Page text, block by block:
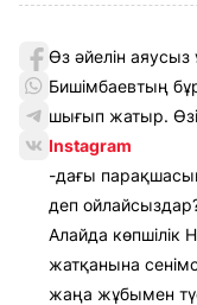
Өз әйелін
Бишімбаевтың
шығып жатыр.
Instagram
-дағы
деп
Алайда
жатқанына
жаңа жұбымен